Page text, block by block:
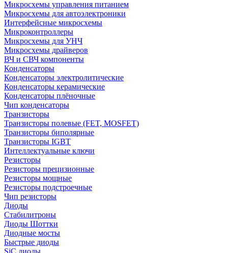
Микросхемы управления питанием
Микросхемы для автоэлектроники
Интерфейсные микросхемы
Микроконтроллеры
Микросхемы для УНЧ
Микросхемы драйверов
ВЧ и СВЧ компоненты
Конденсаторы
Конденсаторы электролитические
Конденсаторы керамические
Конденсаторы плёночные
Чип конденсаторы
Транзисторы
Транзисторы полевые (FET, MOSFET)
Транзисторы биполярные
Транзисторы IGBT
Интеллектуальные ключи
Резисторы
Резисторы прецизионные
Резисторы мощные
Резисторы подстроечные
Чип резисторы
Диоды
Стабилитроны
Диоды Шоттки
Диодные мосты
Быстрые диоды
SiC диоды